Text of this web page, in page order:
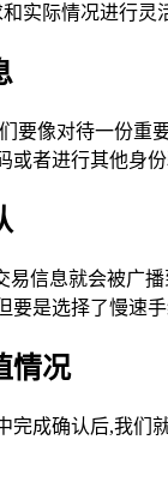
实际情况进行灵
要像对待一份重
或者进行其他身
易信息就会被广
要是选择了慢速
情况
完成确认后,我们